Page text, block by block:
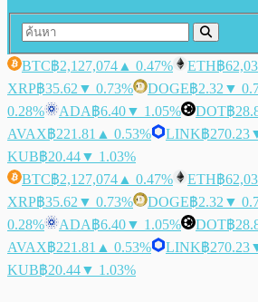
BTC฿2,127,074 ▲ 0.47% ETH฿
XRP฿35.62 ▼ 0.73% DOGE฿2.32 ▼
0.28%
ADA฿6.40▼ 1.05% DOT฿
AVAX฿221.81 ▲ 0.53% LINK฿270.23
KUB฿20.44▼ 1.03%
BTC฿2,127,074 ▲ 0.47% ETH฿
XRP฿35.62 ▼ 0.73% DOGE฿2.32 ▼
0.28%
ADA฿6.40▼ 1.05% DOT฿
AVAX฿221.81 ▲ 0.53% LINK฿270.23
KUB฿20.44▼ 1.03%